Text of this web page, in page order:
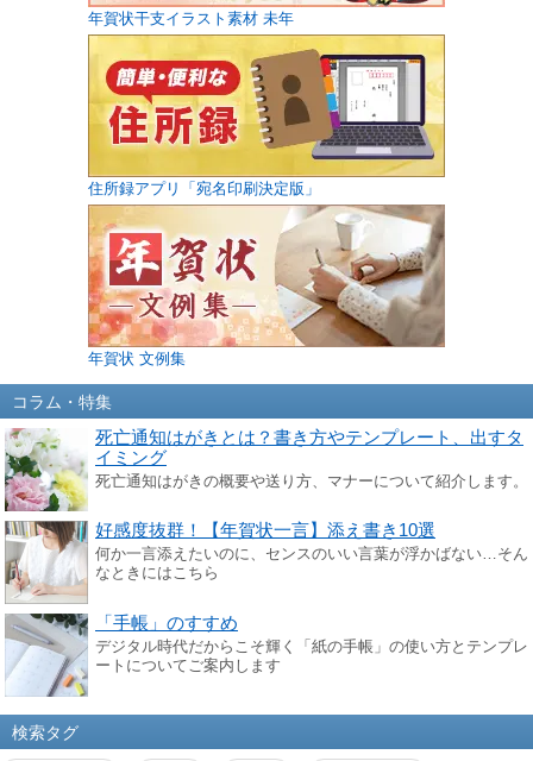
年賀状干支イラスト素材 未年
住所録アプリ「宛名印刷決定版」
年賀状 文例集
コラム・特集
死亡通知はがきとは？書き方やテンプレート、出すタ
イミング
死亡通知はがきの概要や送り方、マナーについて紹介します。
好感度抜群！【年賀状一言】添え書き10選
何か一言添えたいのに、センスのいい言葉が浮かばない…そん
なときにはこちら
「手帳」のすすめ
デジタル時代だからこそ輝く「紙の手帳」の使い方とテンプレ
ートについてご案内します
検索タグ